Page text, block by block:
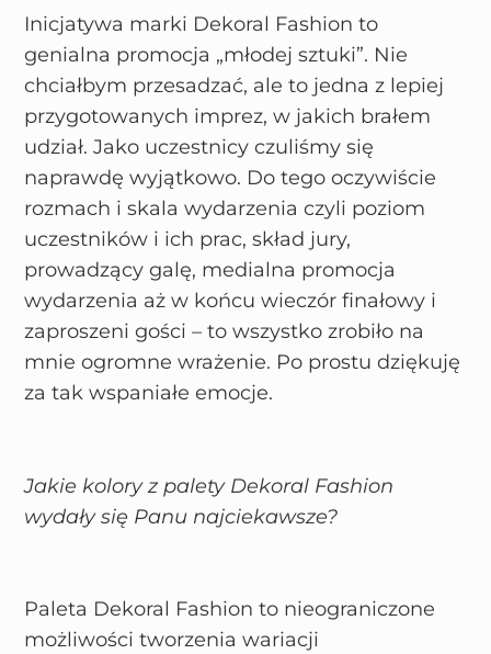
Inicjatywa marki Dekoral Fashion to
genialna promocja „młodej sztuki”. Nie
chciałbym przesadzać, ale to jedna z lepiej
przygotowanych imprez, w jakich brałem
udział. Jako uczestnicy czuliśmy się
naprawdę wyjątkowo. Do tego oczywiście
rozmach i skala wydarzenia czyli poziom
uczestników i ich prac, skład jury,
prowadzący galę, medialna promocja
wydarzenia aż w końcu wieczór finałowy i
zaproszeni gości – to wszystko zrobiło na
mnie ogromne wrażenie. Po prostu dziękuję
za tak wspaniałe emocje.
Jakie kolory z palety Dekoral Fashion
wydały się Panu najciekawsze?
Paleta Dekoral Fashion to nieograniczone
możliwości tworzenia wariacji